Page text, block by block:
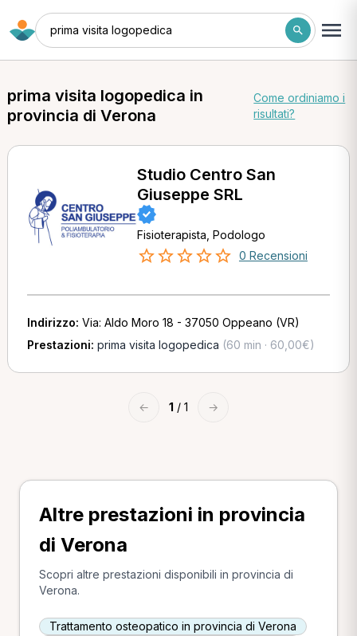
prima visita logopedica
prima visita logopedica in
provincia di Verona
Come ordiniamo i
risultati?
Studio Centro San
Giuseppe SRL
Fisioterapista, Podologo
0 Recensioni
Indirizzo: Via: Aldo Moro 18 - 37050 Oppeano (VR)
Prestazioni: prima visita logopedica (60 min · 60,00€)
← 1 / 1 →
Altre prestazioni in provincia
di Verona
Scopri altre prestazioni disponibili in provincia di
Verona.
Trattamento osteopatico in provincia di Verona